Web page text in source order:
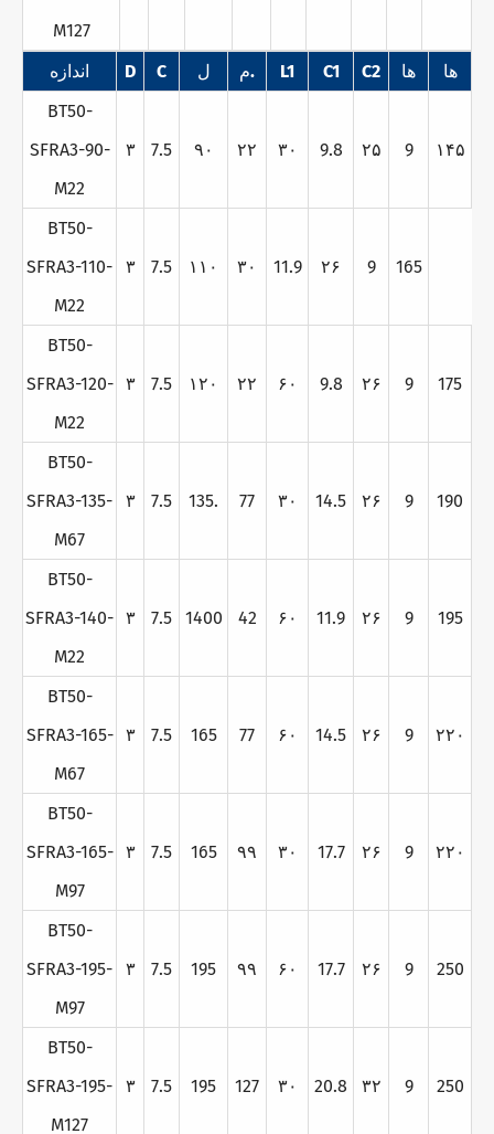
M127
اندازه D C ل م. L1 C1 C2 ها
ها
BT50-
SFRA3-90-
M22
۳ 7.5 ۹۰ ۲۲ ۳۰ 9.8 ۲۵ 9 ۱۴۵
BT50-
SFRA3-110-
M22
۳ 7.5 ۱۱۰ ۳۰ 11.9 ۲۶ 9 165
BT50-
SFRA3-120-
M22
۳ 7.5 ۱۲۰ ۲۲ ۶۰ 9.8 ۲۶ 9 175
BT50-
SFRA3-135-
M67
۳ 7.5 135. 77 ۳۰ 14.5 ۲۶ 9 190
BT50-
SFRA3-140-
M22
۳ 7.5 1400 42 ۶۰ 11.9 ۲۶ 9 195
BT50-
SFRA3-165-
M67
۳ 7.5 165 77 ۶۰ 14.5 ۲۶ 9 ۲۲۰
BT50-
SFRA3-165-
M97
۳ 7.5 165 ۹۹ ۳۰ 17.7 ۲۶ 9 ۲۲۰
BT50-
SFRA3-195-
M97
۳ 7.5 195 ۹۹ ۶۰ 17.7 ۲۶ 9 250
BT50-
SFRA3-195-
M127
۳ 7.5 195 127 ۳۰ 20.8 ۳۲ 9 250